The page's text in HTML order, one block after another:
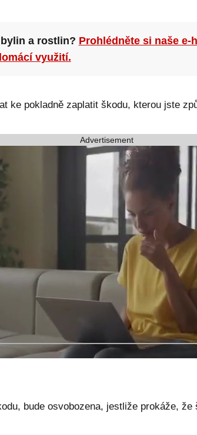
a rostlin? Prohlédněte si naše e-
využití.
ke pokladně zaplatit škodu, kterou jste
Advertisement
bude osvobozena, jestliže prokáže, že